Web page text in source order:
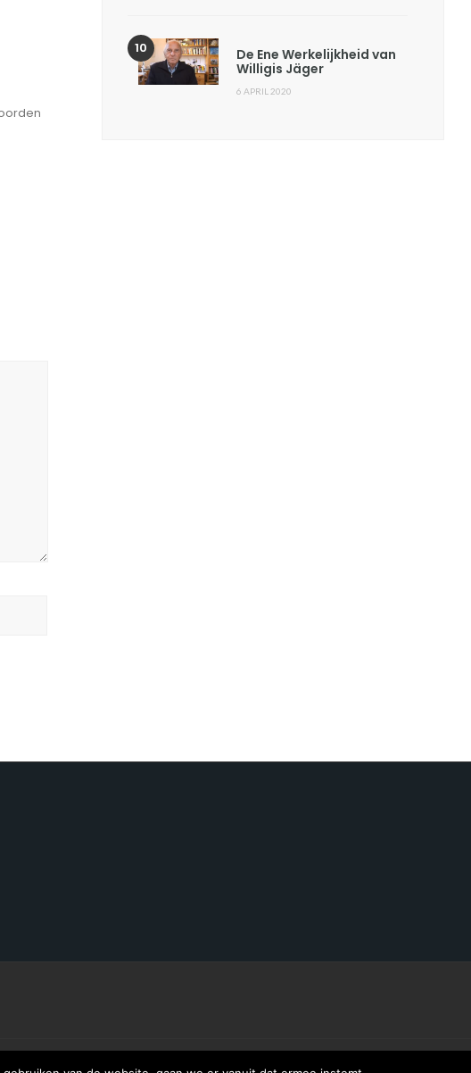
De Ene Werkelijkheid van
Willigis Jäger
6 APRIL 2020